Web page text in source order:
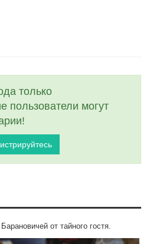
только
пользователи могут
от тайного гостя.